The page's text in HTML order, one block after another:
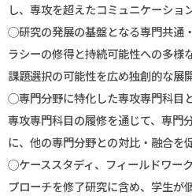
し、専攻を超えたコミュニケーショ
◯研究の発展の基盤となる専門共通
ラシーの修得と持続可能性への多様
課題選択の可能性を広め独創的な展
◯専門分野に特化した専攻専門科目
専攻専門科目の履修を通じて、専門
に、他の専門分野との対比・融合を促
◯ケーススタディ、フィールドワー
プローチを修了研究に含め、学生が